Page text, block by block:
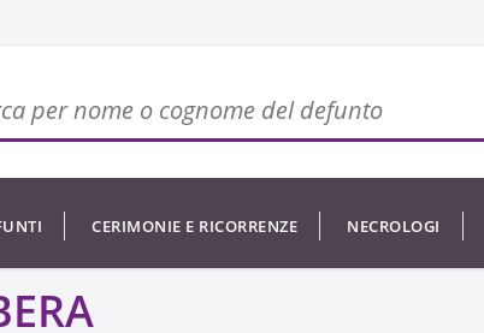
CERIMONIE E RICORRENZE NECROLOGI